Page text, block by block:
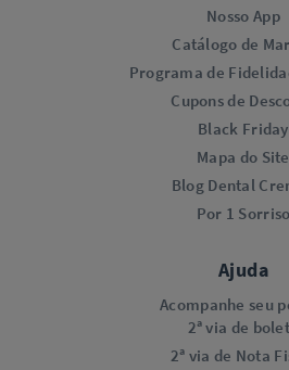
Nosso App
Catálogo de
Programa de
Cupons de
Black Friday
Mapa do Site
Blog Dental
Por 1 Sorriso
Ajuda
Acompanhe seu
2ª via de
2ª via de Nota